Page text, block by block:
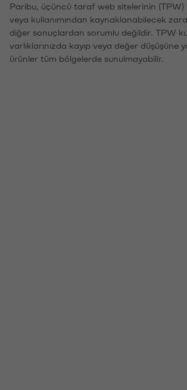
Paribu, üçüncü taraf web sitelerinin (TPW)
veya kullanımından kaynaklanabilecek
diğer sonuçlardan sorumlu değildir. TPW
varlıklarınızda kayıp veya değer düşüşüne
ürünler tüm bölgelerde sunulmayabilir.